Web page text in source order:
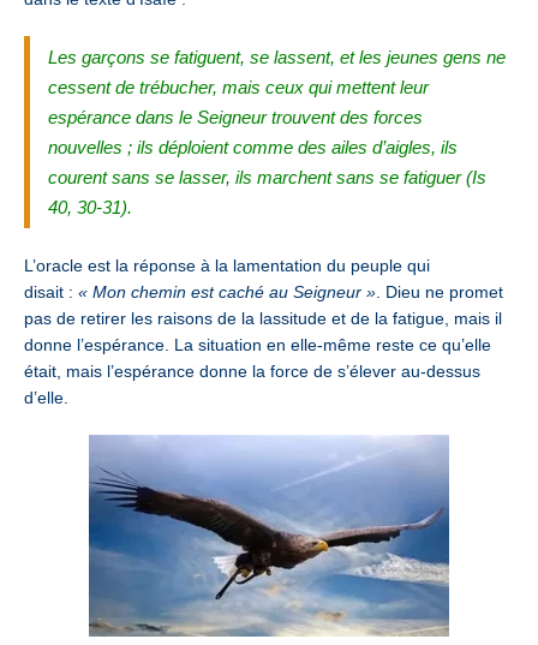
Les garçons se fatiguent, se lassent, et les jeunes gens ne
cessent de trébucher, mais ceux qui mettent leur
espérance dans le Seigneur trouvent des forces
nouvelles ; ils déploient comme des ailes d’aigles, ils
courent sans se lasser, ils marchent sans se fatiguer (Is
40, 30-31).
L’oracle est la réponse à la lamentation du peuple qui
disait : « Mon chemin est caché au Seigneur » . Dieu ne promet
pas de retirer les raisons de la lassitude et de la fatigue, mais il
donne l’espérance. La situation en elle-même reste ce qu’elle
était, mais l’espérance donne la force de s’élever au-dessus
d’elle.